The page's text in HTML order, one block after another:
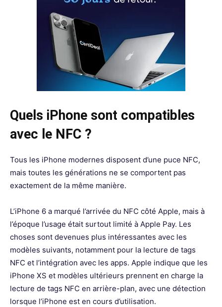
Quels iPhone sont compatibles
avec le NFC ?
Tous les iPhone modernes disposent d’une puce NFC,
mais toutes les générations ne se comportent pas
exactement de la même manière.
L’iPhone 6 a marqué l’arrivée du NFC côté Apple, mais à
l’époque l’usage était surtout limité à Apple Pay. Les
choses sont devenues plus intéressantes avec les
modèles suivants, notamment pour la lecture de tags
NFC et l’intégration avec les apps. Apple indique que les
iPhone XS et modèles ultérieurs prennent en charge la
lecture de tags NFC en arrière-plan, avec une détection
lorsque l’iPhone est en cours d’utilisation.